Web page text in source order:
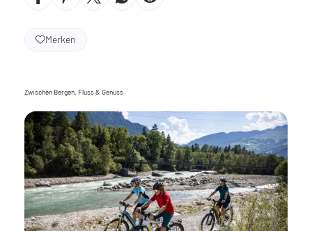
Merken
Zwischen Bergen, Fluss & Genuss